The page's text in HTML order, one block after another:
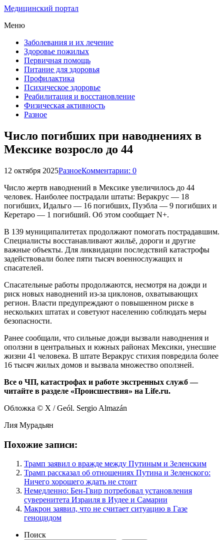
Медицинский портал
Меню
Заболевания и их лечение
Здоровье пожилых
Первичная помощь
Питание для здоровья
Профилактика
Психическое здоровье
Реабилитация и восстановление
Физическая активность
Разное
Число погибших при наводнениях в
Мексике возросло до 44
12 октября 2025РазноеКомментарии: 0
Число жертв наводнений в Мексике увеличилось до 44
человек. Наиболее пострадали штаты: Веракрус — 18
погибших, Идальго — 16 погибших, Пуэбла — 9 погибших и
Керетаро — 1 погибший. Об этом сообщает N+.
В 139 муниципалитетах продолжают помогать пострадавшим.
Специалисты восстанавливают жильё, дороги и другие
важные объекты. Для ликвидации последствий катастрофы
задействовали более пяти тысяч военнослужащих и
спасателей.
Спасательные работы продолжаются, несмотря на дожди и
риск новых наводнений из-за циклонов, охватывающих
регион. Власти предупреждают о повышенном риске в
нескольких штатах и советуют населению соблюдать меры
безопасности.
Ранее сообщали, что сильные дожди вызвали наводнения и
оползни в центральных и южных районах Мексики, унесшие
жизни 41 человека. В штате Веракрус стихия повредила более
16 тысяч жилых домов и вызвала множество оползней.
Все о ЧП, катастрофах и работе экстренных служб —
читайте в разделе «Происшествия» на Life.ru.
Обложка © X / Geól. Sergio Almazán
Лия Мурадьян
Похожие записи:
Трамп заявил о вражде между Путиным и Зеленским
Трамп рассказал об отношениях Путина и Зеленского:
Ничего хорошего ждать не стоит
Немедленно: Бен-Гвир потребовал установления
суверенитета Израиля в Иудее и Самарии
Макрон заявил, что не считает ситуацию в Газе
геноцидом
Поиск